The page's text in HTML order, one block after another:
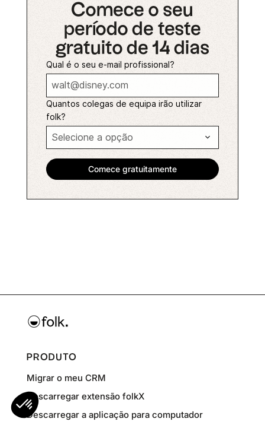
Comece o seu
período de teste
gratuito de 14 dias
Qual é o seu e-mail profissional?
Quantos colegas de equipa irão utilizar
folk?
PRODUTO
Migrar o meu CRM
Descarregar extensão folkX
Descarregar a aplicação para computador